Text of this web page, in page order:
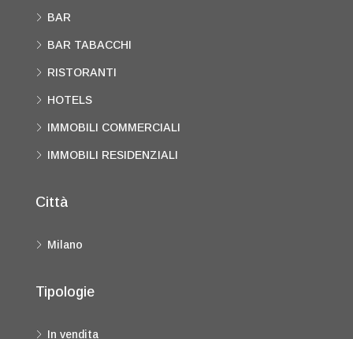
BAR
BAR TABACCHI
RISTORANTI
HOTELS
IMMOBILI COMMERCIALI
IMMOBILI RESIDENZIALI
Città
Milano
Tipologie
In vendita